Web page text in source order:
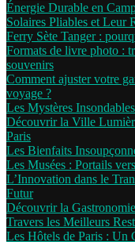
Énergie Durable en
Solaires Pliables et Leur
Ferry Sète Tanger :
Formats de livre photo :
souvenirs
Comment ajuster votre
voyage ?
Les Mystères
Découvrir la Ville
Paris
Les Bienfaits
Les Musées : Portails
L’Innovation dans le
Futur
Découvrir la
Travers les Meilleurs
Les Hôtels de Paris : Un